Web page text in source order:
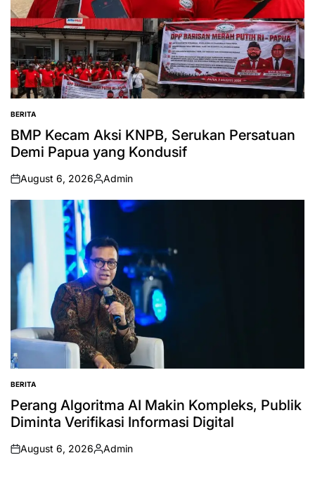
POSTED
IN
BERITA
BMP Kecam Aksi KNPB, Serukan Persatuan
Demi Papua yang Kondusif
on
August 6, 2026
Posted
by
Admin
POSTED
IN
BERITA
Perang Algoritma AI Makin Kompleks, Publik
Diminta Verifikasi Informasi Digital
on
August 6, 2026
Posted
Admin